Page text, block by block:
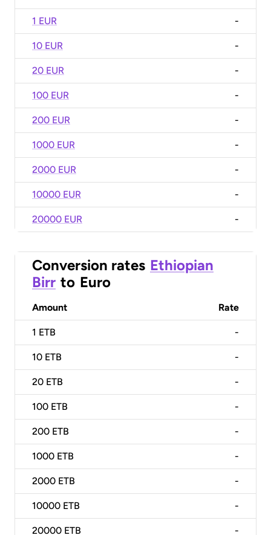
1 EUR -
10 EUR -
20 EUR -
100 EUR -
200 EUR -
1000 EUR -
2000 EUR -
10000 EUR -
20000 EUR -
Conversion rates Ethiopian
Birr to Euro
Amount Rate
1 ETB -
10 ETB -
20 ETB -
100 ETB -
200 ETB -
1000 ETB -
2000 ETB -
10000 ETB -
20000 ETB -